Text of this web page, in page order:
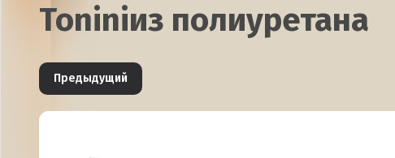
Toniniиз полиуретана
Предыдущий